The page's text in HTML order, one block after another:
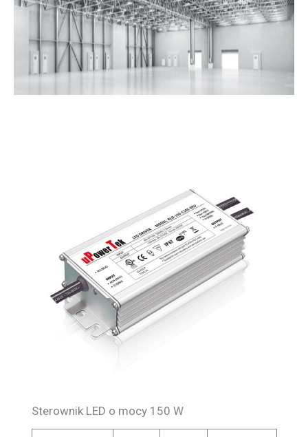
Sterownik LED o mocy 150 W